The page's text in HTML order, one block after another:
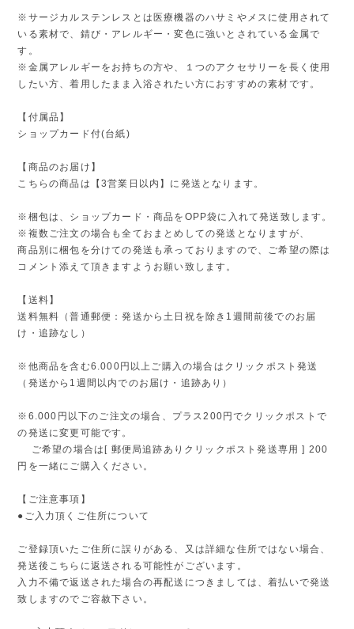
※サージカルステンレスとは医療機器のハサミやメスに使用されて
いる素材で、錆び・アレルギー・変色に強いとされている金属で
す。
※金属アレルギーをお持ちの方や、１つのアクセサリーを長く使用
したい方、着用したまま入浴されたい方におすすめの素材です。
【付属品】
ショップカード付(台紙)
【商品のお届け】
こちらの商品は【3営業日以内】に発送となります。
※梱包は、ショップカード・商品をOPP袋に入れて発送致します。
※複数ご注文の場合も全ておまとめしての発送となりますが、
商品別に梱包を分けての発送も承っておりますので、ご希望の際は
コメント添えて頂きますようお願い致します。
【送料】
送料無料（普通郵便：発送から土日祝を除き1週間前後でのお届
け・追跡なし）
※他商品を含む6.000円以上ご購入の場合はクリックポスト発送
（発送から1週間以内でのお届け・追跡あり）
※6.000円以下のご注文の場合、プラス200円でクリックポストで
の発送に変更可能です。
ご希望の場合は[ 郵便局追跡ありクリックポスト発送専用 ] 200
円を一緒にご購入ください。
【ご注意事項】
●ご入力頂くご住所について
ご登録頂いたご住所に誤りがある、又は詳細な住所ではない場合、
発送後こちらに返送される可能性がございます。
入力不備で返送された場合の再配送につきましては、着払いで発送
致しますのでご容赦下さい。